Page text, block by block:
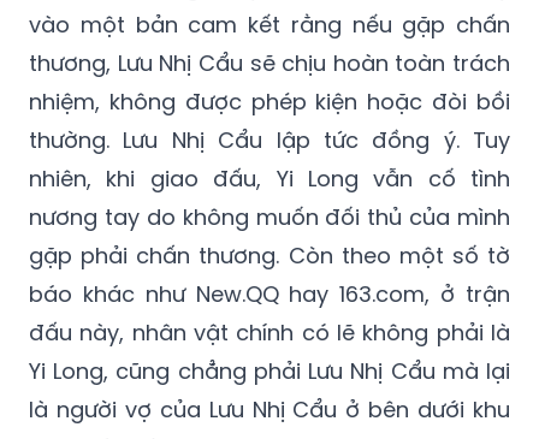
vào một bản cam kết rằng nếu gặp chấn
thương, Lưu Nhị Cẩu sẽ chịu hoàn toàn trách
nhiệm, không được phép kiện hoặc đòi bồi
thường. Lưu Nhị Cẩu lập tức đồng ý. Tuy
nhiên, khi giao đấu, Yi Long vẫn cố tình
nương tay do không muốn đối thủ của mình
gặp phải chấn thương. Còn theo một số tờ
báo khác như New.QQ hay 163.com, ở trận
đấu này, nhân vật chính có lẽ không phải là
Yi Long, cũng chẳng phải Lưu Nhị Cẩu mà lại
là người vợ của Lưu Nhị Cẩu ở bên dưới khu